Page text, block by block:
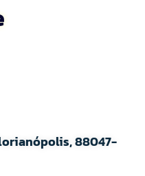
88047-